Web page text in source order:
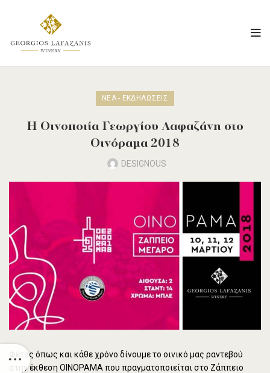
ΝΈΑ - ΕΚΔΗΛΏΣΕΙΣ
Η Οινοποιία Γεωργίου Λαφαζάνη στο
Οινόραμα 2018
DESIGNOUS
Φέτος όπως και κάθε χρόνο δίνουμε το οινικό μας ραντεβού
στην έκθεση ΟΙΝΟΡΑΜΑ που πραγματοποιείται στο Ζάππειο